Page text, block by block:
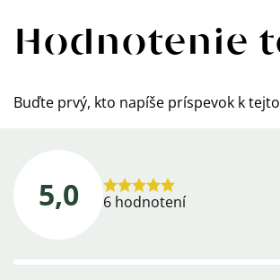
Hodnotenie
Buďte prvý, kto napíše príspevok k
5,0
Priemerné
6 hodnotení